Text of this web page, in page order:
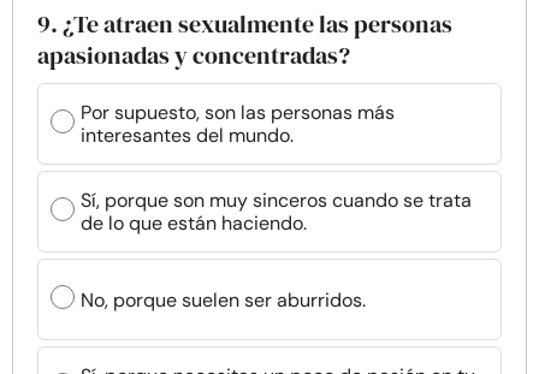
9. ¿Te atraen sexualmente las personas
apasionadas y concentradas?
Por supuesto, son las personas más
interesantes del mundo.
Sí, porque son muy sinceros cuando se trata
de lo que están haciendo.
No, porque suelen ser aburridos.